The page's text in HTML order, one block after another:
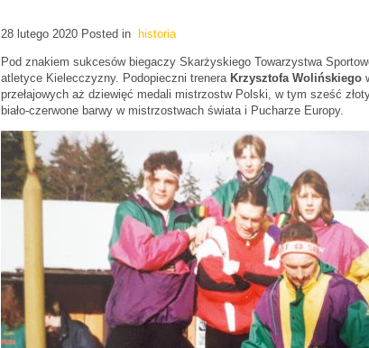
28 lutego 2020 Posted in historia
Pod znakiem sukcesów biegaczy Skarżyskiego Towarzystwa
atletyce Kielecczyzny. Podopieczni trenera Krzysztofa Wolińskiego
przełajowych aż dziewięć medali mistrzostw Polski, w tym sześć
biało-czerwone barwy w mistrzostwach świata i Pucharze Europy.